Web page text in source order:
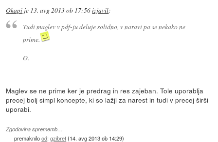
Okapi je 13. avg 2013 ob 17:56izjavil:
Tudi maglev v pdf-ju deluje solidno, v naravi pa se nekako ne
prime.
O.
Maglev se ne prime ker je predrag in res zajeban. Tole uporablja
precej bolj simpl koncepte, ki so lažji za narest in tudi v precej širši
uporabi.
Zgodovina sprememb…
premaknilood:gzibret(14. avg 2013 ob 14:29)